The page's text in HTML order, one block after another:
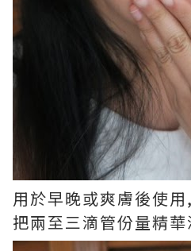
用於早晚或爽膚後使用,
把兩至三滴管份量精華